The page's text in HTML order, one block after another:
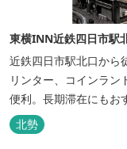
東横INN近鉄四日市駅
近鉄四日市駅北口から
リンター、コインラン
便利。長期滞在にもお
北勢